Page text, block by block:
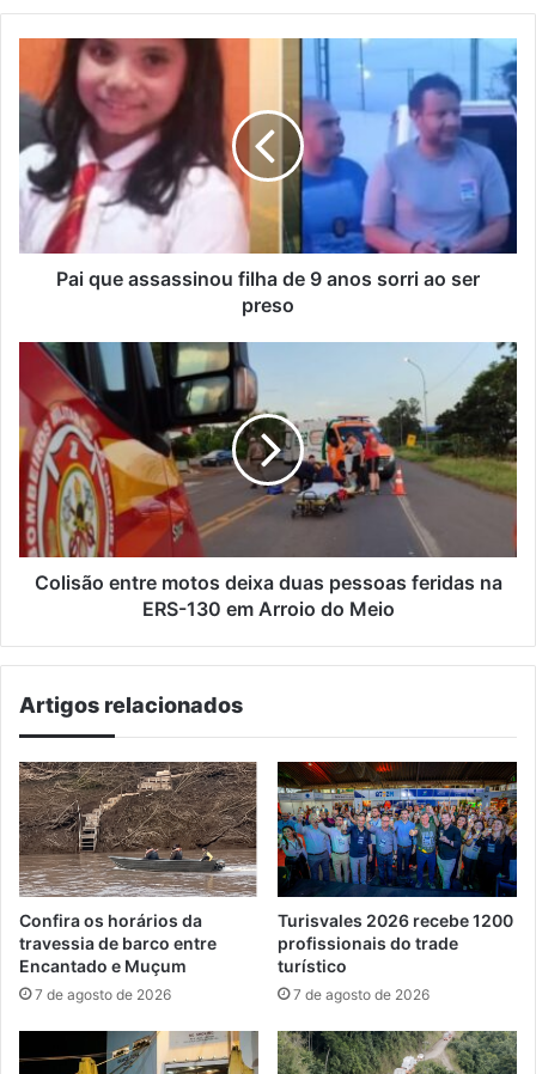
assassinou
filha
de
9
anos
sorri
ao
Pai que assassinou filha de 9 anos sorri ao ser
preso
Colisão
motos
deixa
duas
pessoas
feridas
na
ERS-
130Colisão entre motos deixa duas pessoas feridas na
ERS-130 em Arroio do Meio
Artigos relacionados
Confira os horários da
travessia de barco entre
Encantado e Muçum
7 de agosto de 2026
Turisvales 2026 recebe 1200
profissionais do trade
turístico
7 de agosto de 2026